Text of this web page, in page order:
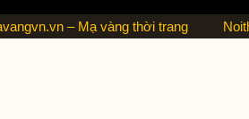
– Mạ vàng thời trang